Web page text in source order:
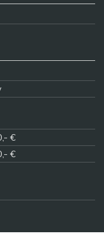
€
€